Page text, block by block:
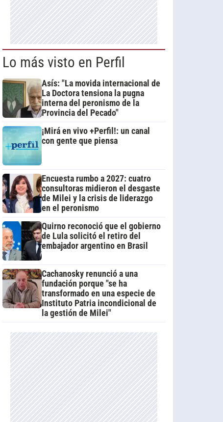
Lo más visto en Perfil
Asís: "La movida internacional de
La Doctora tensiona la pugna
interna del peronismo de la
Provincia del Pecado"
¡Mirá en vivo +Perfil!: un canal
con gente que piensa
Encuesta rumbo a 2027: cuatro
consultoras midieron el desgaste
de Milei y la crisis de liderazgo
en el peronismo
Quirno reconoció que el gobierno
de Lula solicitó el retiro del
embajador argentino en Brasil
Cachanosky renunció a una
fundación porque "se ha
transformado en una especie de
Instituto Patria incondicional de
la gestión de Milei"